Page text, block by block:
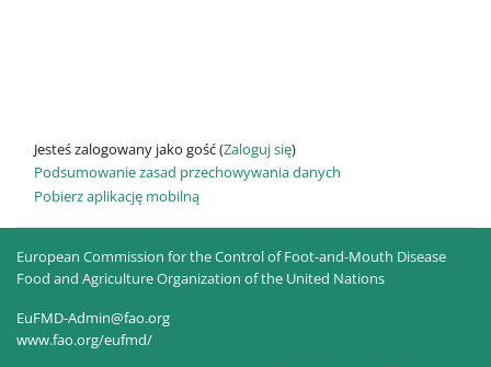
Jesteś zalogowany jako gość (Zaloguj się)
Podsumowanie zasad przechowywania danych
Pobierz aplikację mobilną
European Commission for the Control of Foot-and-Mouth Disease
Food and Agriculture Organization of the United Nations
EuFMD-Admin@fao.org
www.fao.org/eufmd/